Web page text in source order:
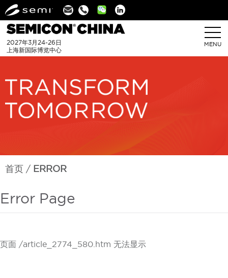
Linkedin
2027年3月24-26日
上海新国际博览中心
MENU
首页 ERROR
Error Page
页面 /article_2774_580.htm 无法显示